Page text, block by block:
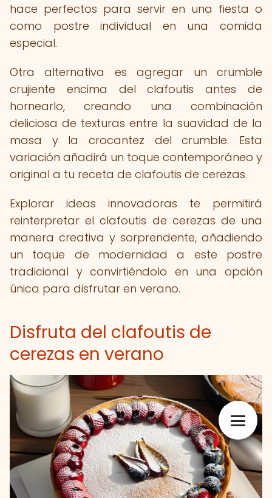
hace perfectos para servir en una fiesta o
como postre individual en una comida
especial.
Otra alternativa es agregar un crumble
crujiente encima del clafoutis antes de
hornearlo, creando una combinación
deliciosa de texturas entre la suavidad de la
masa y la crocantez del crumble. Esta
variación añadirá un toque contemporáneo y
original a tu receta de clafoutis de cerezas.
Explorar ideas innovadoras te permitirá
reinterpretar el clafoutis de cerezas de una
manera creativa y sorprendente, añadiendo
un toque de modernidad a este postre
tradicional y convirtiéndolo en una opción
única para disfrutar en verano.
Disfruta del clafoutis de
cerezas en verano